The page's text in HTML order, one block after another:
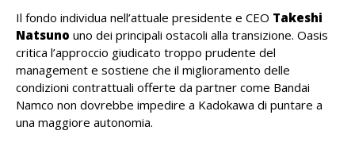
Il fondo individua nell’attuale presidente e CEO Takeshi
Natsuno uno dei principali ostacoli alla transizione. Oasis
critica l’approccio giudicato troppo prudente del
management e sostiene che il miglioramento delle
condizioni contrattuali offerte da partner come Bandai
Namco non dovrebbe impedire a Kadokawa di puntare a
una maggiore autonomia.